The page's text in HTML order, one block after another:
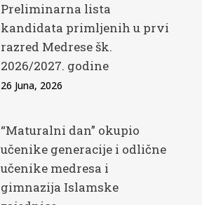
Preliminarna lista
kandidata primljenih u prvi
razred Medrese šk.
2026/2027. godine
26 Juna, 2026
“Maturalni dan” okupio
učenike generacije i odlične
učenike medresa i
gimnazija Islamske